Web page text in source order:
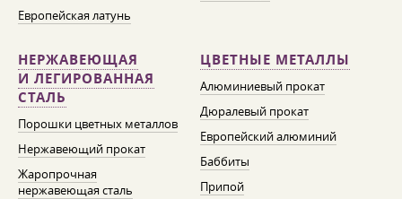
Европейская латунь
НЕРЖАВЕЮЩАЯ
И ЛЕГИРОВАННАЯ
СТАЛЬ
Порошки цветных металлов
Нержавеющий прокат
Жаропрочная
нержавеющая сталь
ЦВЕТНЫЕ МЕТАЛЛЫ
Алюминиевый прокат
Дюралевый прокат
Европейский алюминий
Баббиты
Припой